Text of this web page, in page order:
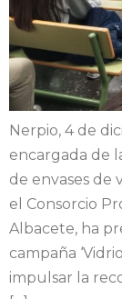
Nerpio, 4 de
encargada de
de envases de
el Consorcio
Albacete, ha
campaña
impulsar la